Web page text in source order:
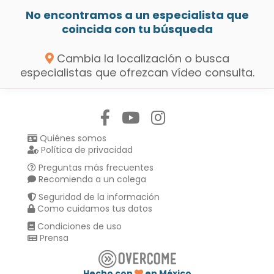
No encontramos a un especialista que
coincida con tu búsqueda
Cambia la localización o busca
especialistas que ofrezcan vídeo consulta.
Quiénes somos
Política de privacidad
Preguntas más frecuentes
Recomienda a un colega
Seguridad de la información
Como cuidamos tus datos
Condiciones de uso
Prensa